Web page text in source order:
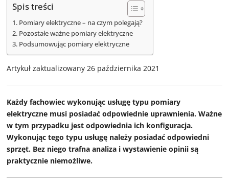
Spis treści
Pomiary elektryczne – na czym polegają?
Pozostałe ważne pomiary elektryczne
Podsumowując pomiary elektryczne
Artykuł zaktualizowany 26 października 2021
Każdy fachowiec wykonując usługę typu pomiary
elektryczne musi posiadać odpowiednie uprawnienia. Ważne
w tym przypadku jest odpowiednia ich konfiguracja.
Wykonując tego typu usługę należy posiadać odpowiedni
sprzęt. Bez niego trafna analiza i wystawienie opinii są
praktycznie niemożliwe.